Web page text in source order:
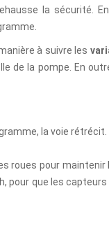
la sécurité.
à suivre les
de la pompe. En
la voie
pour maintenir
pour que les